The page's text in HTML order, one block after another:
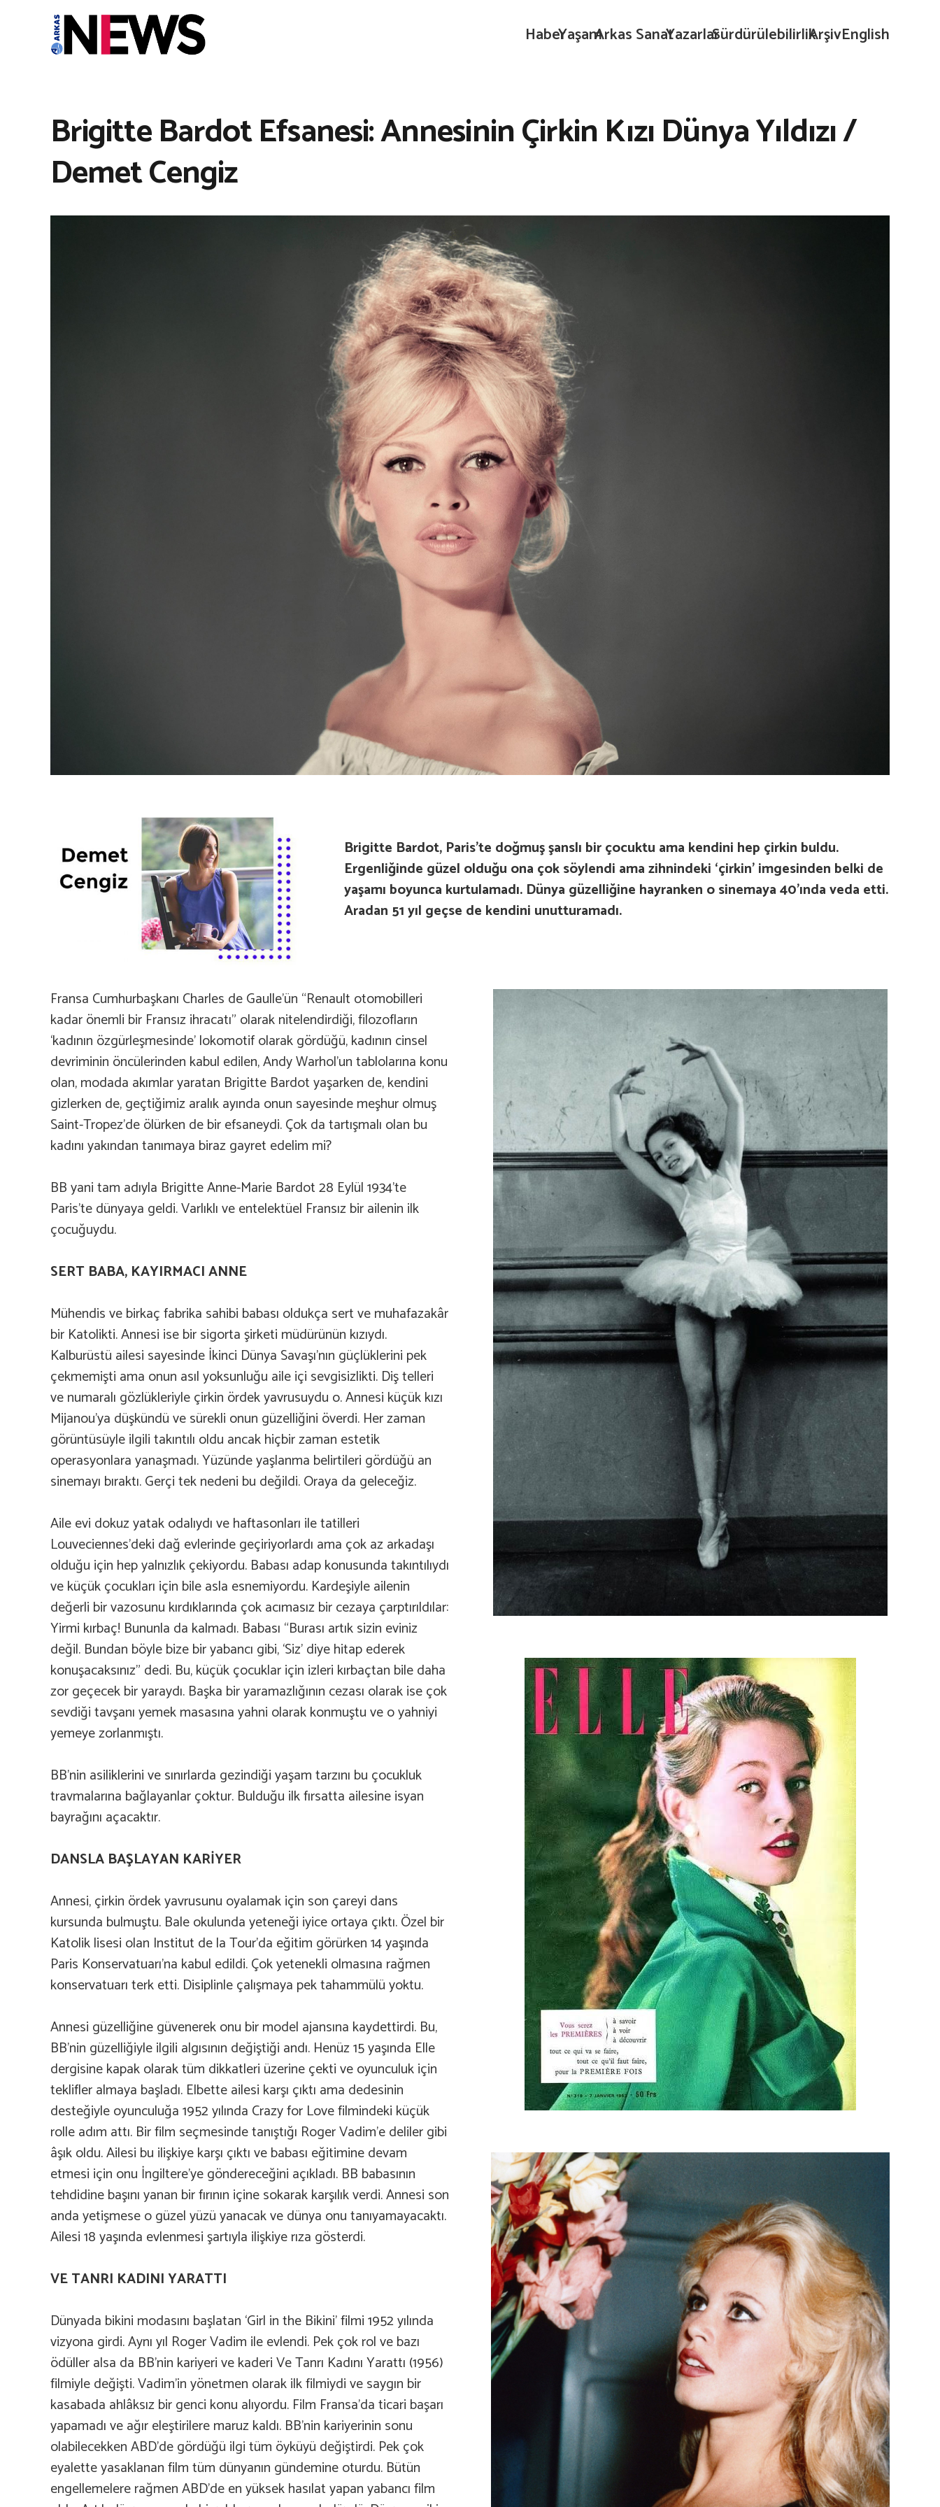
HaberYaşamArkas SanatYazarlarSürdürülebilirlikArşivEnglish
Brigitte Bardot Efsanesi: Annesinin Çirkin Kızı Dünya Yıldızı /
Demet Cengiz
Brigitte Bardot, Paris’te doğmuş şanslı bir çocuktu ama kendini hep çirkin buldu.
Ergenliğinde güzel olduğu ona çok söylendi ama zihnindeki ‘çirkin’ imgesinden belki de
yaşamı boyunca kurtulamadı. Dünya güzelliğine hayranken o sinemaya 40’ında veda etti.
Aradan 51 yıl geçse de kendini unutturamadı.
Fransa Cumhurbaşkanı Charles de Gaulle’ün “Renault otomobilleri
kadar önemli bir Fransız ihracatı” olarak nitelendirdiği, filozofların
‘kadının özgürleşmesinde’ lokomotif olarak gördüğü, kadının cinsel
devriminin öncülerinden kabul edilen, Andy Warhol’un tablolarına konu
olan, modada akımlar yaratan Brigitte Bardot yaşarken de, kendini
gizlerken de, geçtiğimiz aralık ayında onun sayesinde meşhur olmuş
Saint-Tropez’de ölürken de bir efsaneydi. Çok da tartışmalı olan bu
kadını yakından tanımaya biraz gayret edelim mi?
BB yani tam adıyla Brigitte Anne-Marie Bardot 28 Eylül 1934’te
Paris’te dünyaya geldi. Varlıklı ve entelektüel Fransız bir ailenin ilk
çocuğuydu.
SERT BABA, KAYIRMACI ANNE
Mühendis ve birkaç fabrika sahibi babası oldukça sert ve muhafazakâr
bir Katolikti. Annesi ise bir sigorta şirketi müdürünün kızıydı.
Kalburüstü ailesi sayesinde İkinci Dünya Savaşı’nın güçlüklerini pek
çekmemişti ama onun asıl yoksunluğu aile içi sevgisizlikti. Diş telleri
ve numaralı gözlükleriyle çirkin ördek yavrusuydu o. Annesi küçük kızı
Mijanou’ya düşkündü ve sürekli onun güzelliğini överdi. Her zaman
görüntüsüyle ilgili takıntılı oldu ancak hiçbir zaman estetik
operasyonlara yanaşmadı. Yüzünde yaşlanma belirtileri gördüğü an
sinemayı bıraktı. Gerçi tek nedeni bu değildi. Oraya da geleceğiz.
Aile evi dokuz yatak odalıydı ve haftasonları ile tatilleri
Louveciennes’deki dağ evlerinde geçiriyorlardı ama çok az arkadaşı
olduğu için hep yalnızlık çekiyordu. Babası adap konusunda takıntılıydı
ve küçük çocukları için bile asla esnemiyordu. Kardeşiyle ailenin
değerli bir vazosunu kırdıklarında çok acımasız bir cezaya çarptırıldılar:
Yirmi kırbaç! Bununla da kalmadı. Babası “Burası artık sizin eviniz
değil. Bundan böyle bize bir yabancı gibi, ‘Siz’ diye hitap ederek
konuşacaksınız” dedi. Bu, küçük çocuklar için izleri kırbaçtan bile daha
zor geçecek bir yaraydı. Başka bir yaramazlığının cezası olarak ise çok
sevdiği tavşanı yemek masasına yahni olarak konmuştu ve o yahniyi
yemeye zorlanmıştı.
BB’nin asiliklerini ve sınırlarda gezindiği yaşam tarzını bu çocukluk
travmalarına bağlayanlar çoktur. Bulduğu ilk fırsatta ailesine isyan
bayrağını açacaktır.
DANSLA BAŞLAYAN KARİYER
Annesi, çirkin ördek yavrusunu oyalamak için son çareyi dans
kursunda bulmuştu. Bale okulunda yeteneği iyice ortaya çıktı. Özel bir
Katolik lisesi olan Institut de la Tour’da eğitim görürken 14 yaşında
Paris Konservatuarı’na kabul edildi. Çok yetenekli olmasına rağmen
konservatuarı terk etti. Disiplinle çalışmaya pek tahammülü yoktu.
Annesi güzelliğine güvenerek onu bir model ajansına kaydettirdi. Bu,
BB’nin güzelliğiyle ilgili algısının değiştiği andı. Henüz 15 yaşında Elle
dergisine kapak olarak tüm dikkatleri üzerine çekti ve oyunculuk için
teklifler almaya başladı. Elbette ailesi karşı çıktı ama dedesinin
desteğiyle oyunculuğa 1952 yılında Crazy for Love filmindeki küçük
rolle adım attı. Bir film seçmesinde tanıştığı Roger Vadim’e deliler gibi
âşık oldu. Ailesi bu ilişkiye karşı çıktı ve babası eğitimine devam
etmesi için onu İngiltere’ye göndereceğini açıkladı. BB babasının
tehdidine başını yanan bir fırının içine sokarak karşılık verdi. Annesi son
anda yetişmese o güzel yüzü yanacak ve dünya onu tanıyamayacaktı.
Ailesi 18 yaşında evlenmesi şartıyla ilişkiye rıza gösterdi.
VE TANRI KADINI YARATTI
Dünyada bikini modasını başlatan ‘Girl in the Bikini’ filmi 1952 yılında
vizyona girdi. Aynı yıl Roger Vadim ile evlendi. Pek çok rol ve bazı
ödüller alsa da BB’nin kariyeri ve kaderi Ve Tanrı Kadını Yarattı (1956)
filmiyle değişti. Vadim’in yönetmen olarak ilk filmiydi ve saygın bir
kasabada ahlâksız bir genci konu alıyordu. Film Fransa’da ticari başarı
yapamadı ve ağır eleştirilere maruz kaldı. BB’nin kariyerinin sonu
olabilecekken ABD’de gördüğü ilgi tüm öyküyü değiştirdi. Pek çok
eyalette yasaklanan film tüm dünyanın gündemine oturdu. Bütün
engellemelere rağmen ABD’de en yüksek hasılat yapan yabancı film